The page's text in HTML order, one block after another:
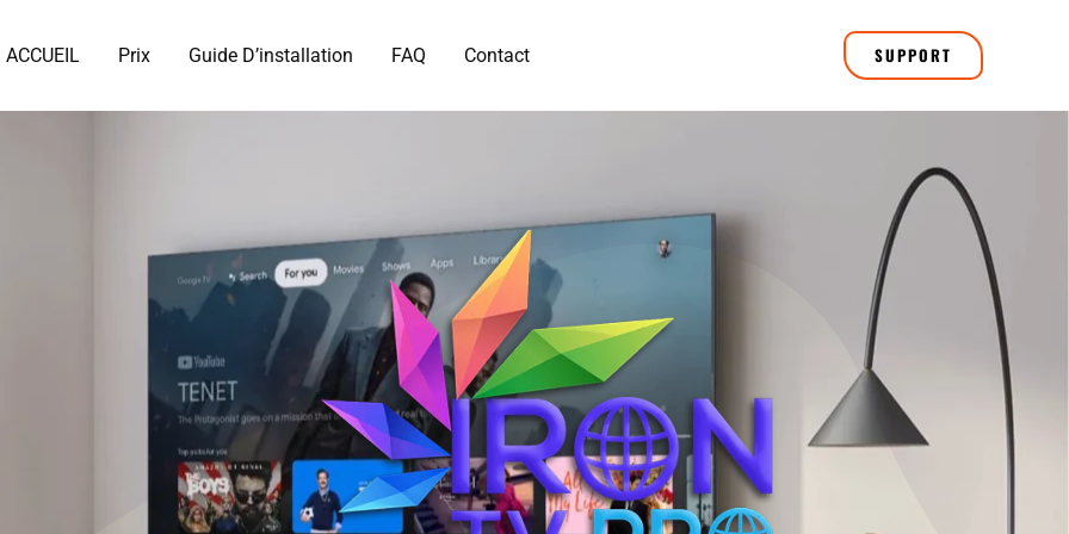
ACCUEIL Prix Guide D’installation FAQ Contact SUPPORT